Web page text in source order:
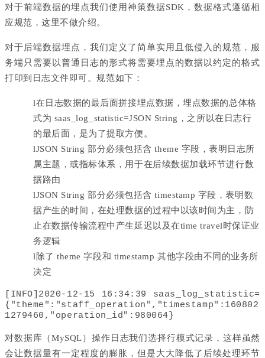
对于前端数据的埋点我们使用神策数据SDK，数据格式遵循相
应规范，这里不做介绍。
对于后端数据埋点，我们定义了简单实用且低侵入的规范，服
务端只需要以普通日志的形式将需要埋点的数据以约定的格式
打印到日志文件即可。规范如下：
l在日志数据的最后面拼接埋点数据，埋点数据的总体格
式为 saas_log_statistic=JSON String，之所以在日志行
的最后面，是为了提取方便。
lJSON String 部分必须包括含 theme 字段，表明日志所
属主题，或指标体系，用于在后续数据加载环节进行数
据路由
lJSON String 部分必须包括含 timestamp 字段，表明数
据产生的时间，在处理数据的过程中以该时间为主，防
止在数据传输流程中产生延迟以及在time travel时保证业
务逻辑
l 除了 theme 字段和 timestamp 其他字段由不同的业务所
决定
[INFO]2020-12-15 16:34:39 saas_log_statistic=
{"theme":"staff_operation","timestamp":160802
1279460,"operation_id":980064}
对数据库（MySQL）操作日志我们选择行模式记录，这样虽然
会让数据量有一定程度的膨胀，但是大大降低了后续处理环节